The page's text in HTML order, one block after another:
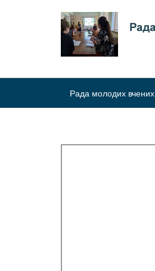
Рада молодих вчених